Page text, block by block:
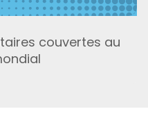
couvertes au